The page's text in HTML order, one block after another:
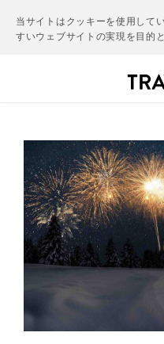
当サイトはクッキーを使用して
すいウェブサイトの実現を目的